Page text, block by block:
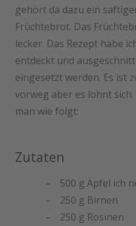
gehört da dazu ein
Früchtebrot. Das
lecker. Das Rezept habe
entdeckt und
eingesetzt werden. Es ist
vorweg aber es lohnt
man wie folgt:
Zutaten
500 g Äpfel ich
250 g Birnen
250 g Rosinen